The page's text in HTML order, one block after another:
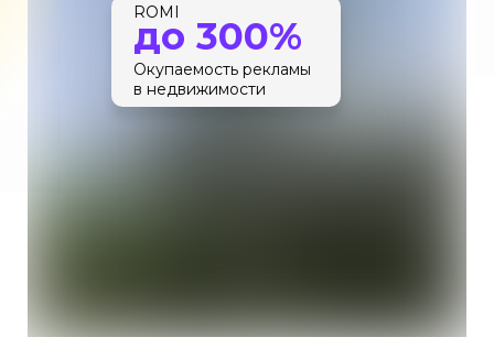
ROMI
Окупаемость рекламы
в недвижимости
до 300%